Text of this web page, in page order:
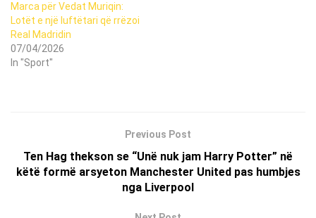
Marca për Vedat Muriqin:
Lotët e një luftëtari që rrëzoi
Real Madridin
07/04/2026
In "Sport"
Previous Post
Ten Hag thekson se “Unë nuk jam Harry Potter” në
këtë formë arsyeton Manchester United pas humbjes
nga Liverpool